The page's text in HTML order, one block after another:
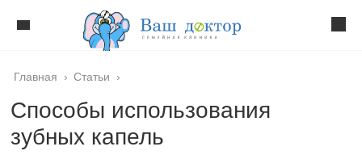
Главная › Статьи ›
Способы использования
зубных капель